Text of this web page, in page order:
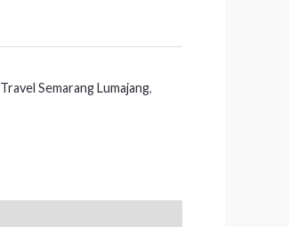
Travel Semarang Lumajang,